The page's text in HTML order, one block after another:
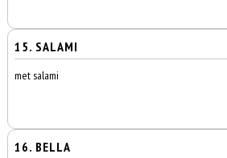
15. SALAMI
met salami
16. BELLA